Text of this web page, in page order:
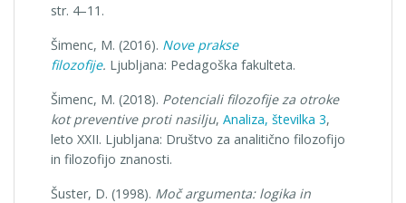
str. 4–11.
Šimenc, M. (2016). Nove prakse
filozofije. Ljubljana: Pedagoška fakulteta.
Šimenc, M. (2018). Potenciali filozofije za otroke
kot preventive proti nasilju, Analiza, številka 3,
leto XXII. Ljubljana: Društvo za analitično filozofijo
in filozofijo znanosti.
Šuster, D. (1998). Moč argumenta: logika in